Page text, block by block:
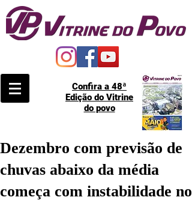
Confira a 48ª
Edição do Vitrine
do povo
Dezembro com previsão de
chuvas abaixo da média
começa com instabilidade no